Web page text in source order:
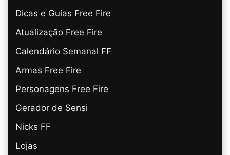
Dicas e Guias Free Fire
Atualização Free Fire
Calendário Semanal FF
Armas Free Fire
Personagens Free Fire
Gerador de Sensi
Nicks FF
Lojas